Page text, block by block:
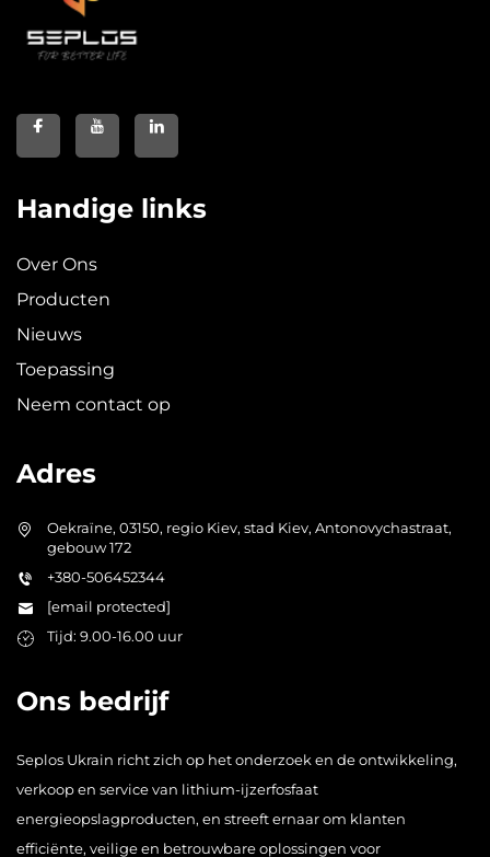
Handige links
Over Ons
Producten
Nieuws
Toepassing
Neem contact op
Adres
Oekraïne, 03150, regio Kiev, stad Kiev, Antonovychastraat,
gebouw 172
+380-506452344
[email protected]
Tijd: 9.00-16.00 uur
Ons bedrijf
Seplos Ukrain richt zich op het onderzoek en de ontwikkeling,
verkoop en service van lithium-ijzerfosfaat
energieopslagproducten, en streeft ernaar om klanten
efficiënte, veilige en betrouwbare oplossingen voor